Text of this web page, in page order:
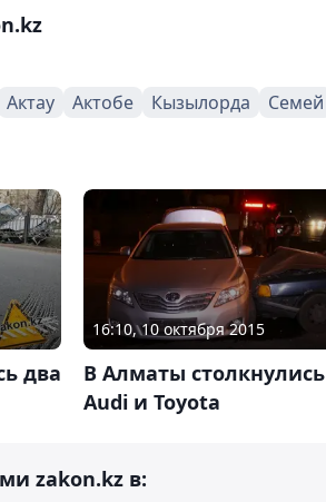
Актау Актобе Кызылорда Семей
два
16:10, 10 октября 2015
В Алматы столкнулись
Audi и Toyota
zakon.kz в: